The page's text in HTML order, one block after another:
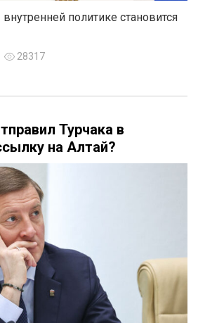
политике становится
28317
Турчака в
на Алтай?